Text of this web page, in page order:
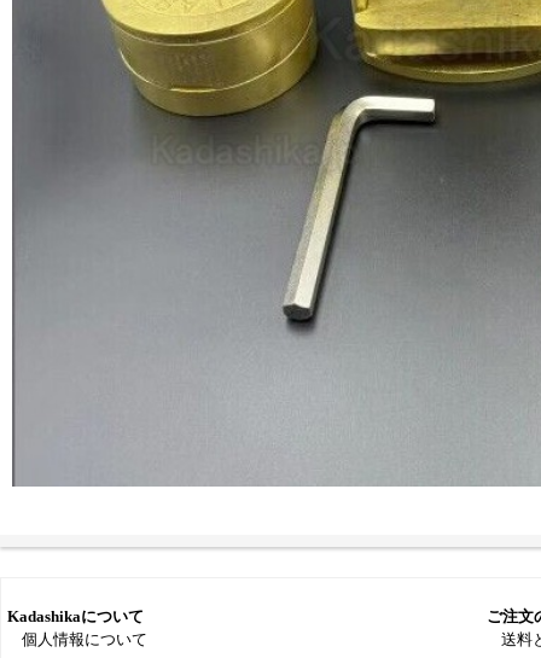
Kadashikaについて
個人情報について
ご注文
送料